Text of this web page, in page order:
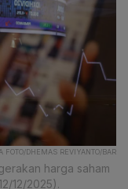
FOTO/DHEMAS REVIYANTO/BAR
harga saham
12/2025).